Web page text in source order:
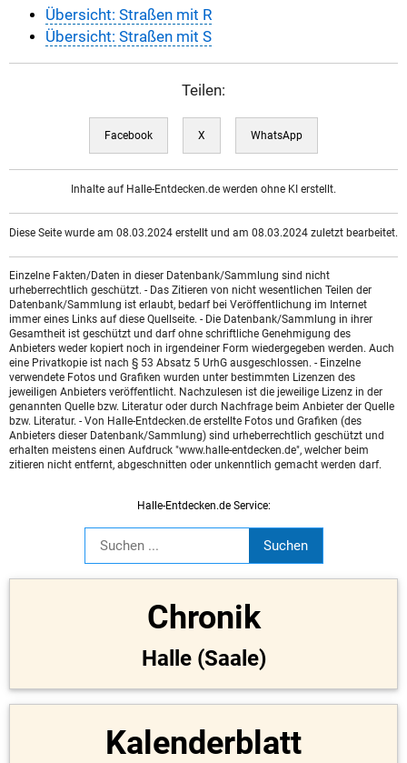
Übersicht: Straßen mit R
Übersicht: Straßen mit S
Teilen:
Facebook X WhatsApp
Inhalte auf Halle-Entdecken.de werden ohne KI erstellt.
Diese Seite wurde am 08.03.2024 erstellt und am 08.03.2024 zuletzt bearbeitet.
Einzelne Fakten/Daten in dieser Datenbank/Sammlung sind nicht
urheberrechtlich geschützt. - Das Zitieren von nicht wesentlichen Teilen der
Datenbank/Sammlung ist erlaubt, bedarf bei Veröffentlichung im Internet
immer eines Links auf diese Quellseite. - Die Datenbank/Sammlung in ihrer
Gesamtheit ist geschützt und darf ohne schriftliche Genehmigung des
Anbieters weder kopiert noch in irgendeiner Form wiedergegeben werden. Auch
eine Privatkopie ist nach § 53 Absatz 5 UrhG ausgeschlossen. - Einzelne
verwendete Fotos und Grafiken wurden unter bestimmten Lizenzen des
jeweiligen Anbieters veröffentlicht. Nachzulesen ist die jeweilige Lizenz in der
genannten Quelle bzw. Literatur oder durch Nachfrage beim Anbieter der Quelle
bzw. Literatur. - Von Halle-Entdecken.de erstellte Fotos und Grafiken (des
Anbieters dieser Datenbank/Sammlung) sind urheberrechtlich geschützt und
erhalten meistens einen Aufdruck "www.halle-entdecken.de", welcher beim
zitieren nicht entfernt, abgeschnitten oder unkenntlich gemacht werden darf.
Halle-Entdecken.de Service:
Chronik
Halle (Saale)
Kalenderblatt